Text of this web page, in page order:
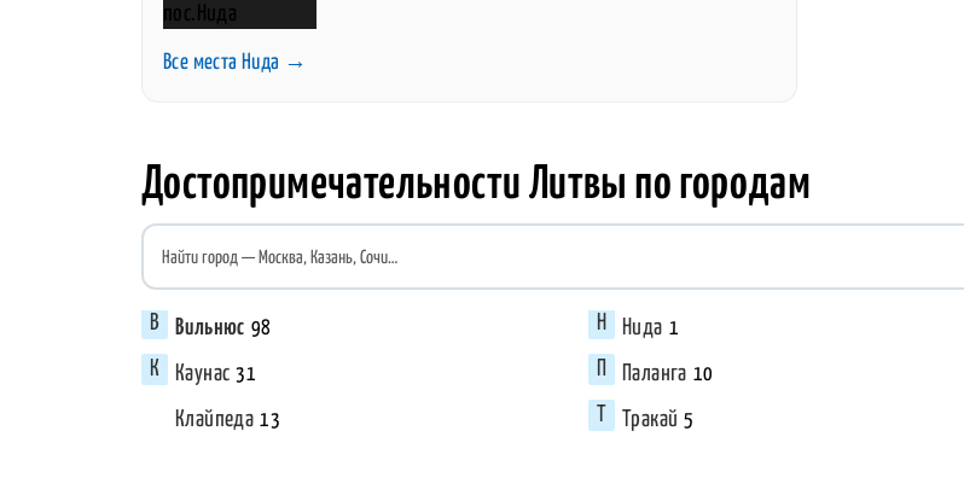
Все места Нида →
Достопримечательности Литвы по городам
Найти город
Вильнюс 98
Каунас 31
Клайпеда 13
Нида 1
Паланга 10
Тракай 5